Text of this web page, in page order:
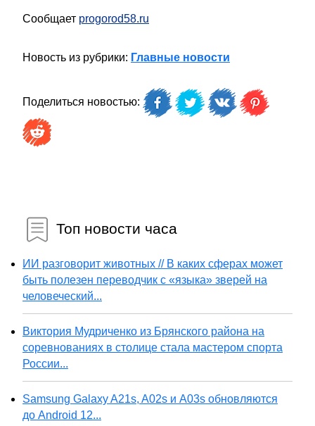
Сообщает progorod58.ru
Новость из рубрики: Главные новости
Поделиться новостью:
Топ новости часа
ИИ разговорит животных // В каких сферах может
быть полезен переводчик с «языка» зверей на
человеческий...
Виктория Мудриченко из Брянского района на
соревнованиях в столице стала мастером спорта
России...
Samsung Galaxy A21s, A02s и A03s обновляются
до Android 12...